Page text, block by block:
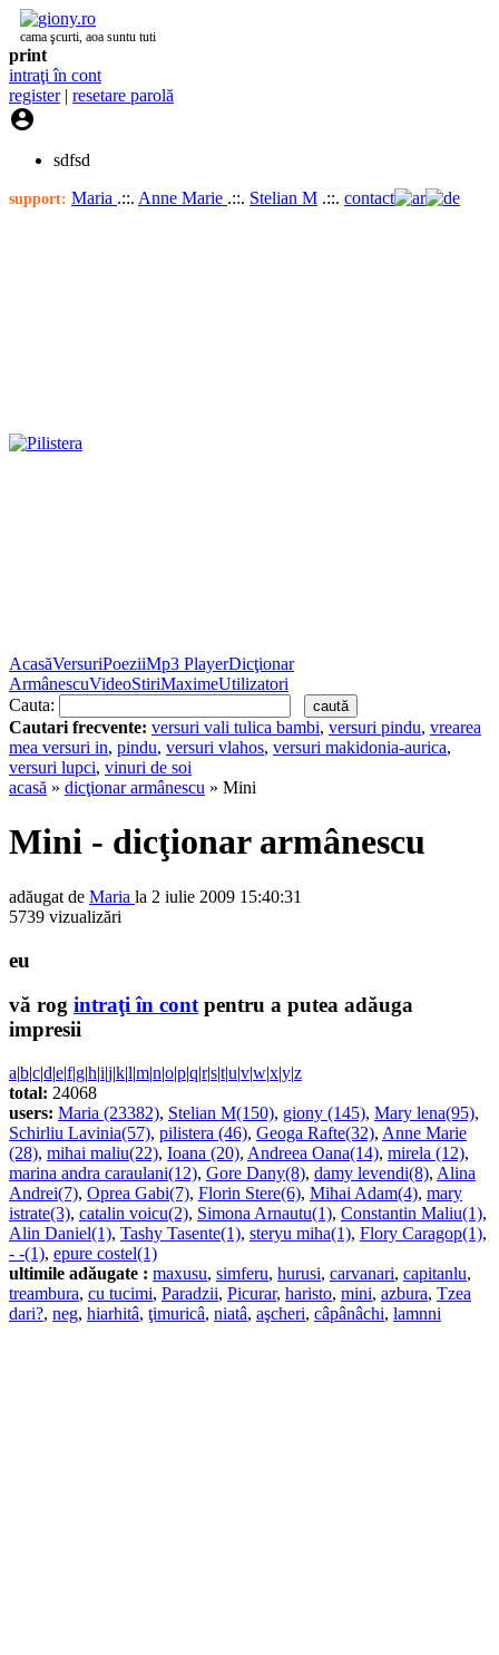
cama şcurti, aoa suntu tuti
print
intraţi în cont
register| resetare parolă

sdfsd
support: Maria .::. Anne Marie .::. Stelian M .::. contact
AcasăVersuriPoeziiMp3 PlayerDicţionar
ArmânescuVideoStiriMaximeUtilizatori
Cauta:
Cautari frecvente: versuri vali tulica bambi, versuri pindu, vrearea
mea versuri in, pindu, versuri vlahos, versuri makidonia-aurica,
versuri lupci, vinuri de soi
acasă » dicţionar armânescu » Mini
Mini - dicţionar armânescu
adăugat de Maria la 2 iulie 2009 15:40:31
5739 vizualizări
eu
vă rog intraţi în contpentru a putea adăuga
impresii
a|b|c|d|e|f|g|h|i|j|k|l|m|n|o|p|q|r|s|t|u|v|w|x|y|z
total: 24068
users: Maria (23382), Stelian M(150), giony (145), Mary lena(95),
Schirliu Lavinia(57), pilistera (46), Geoga Rafte(32), Anne Marie
(28), mihai maliu(22), Ioana (20), Andreea Oana(14), mirela (12),
marina andra caraulani(12), Gore Dany(8), damy levendi(8), Alina
Andrei(7), Oprea Gabi(7), Florin Stere(6), Mihai Adam(4), mary
istrate(3), catalin voicu(2), Simona Arnautu(1), Constantin Maliu(1),
Alin Daniel(1), Tashy Tasente(1), steryu miha(1), Flory Caragop(1),
- -(1), epure costel(1)
ultimile adăugate : maxusu, simferu, hurusi, carvanari, capitanlu,
treambura, cu tucimi, Paradzii, Picurar, haristo, mini, azbura, Tzea
dari?, neg, hiarhitâ, ţimuricâ, niatâ, aşcheri, câpânâchi, lamnni